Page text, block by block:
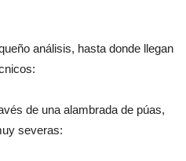
análisis, hasta donde llegan
de una alambrada de púas,
severas: